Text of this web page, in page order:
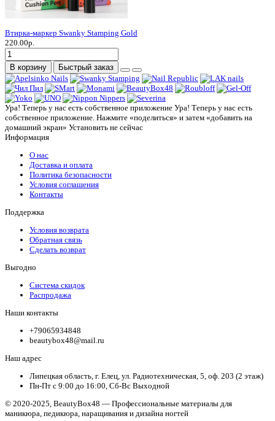
Втирка-маркер Swanky Stamping Gold
220.00р.
В корзину Быстрый заказ
Ура! Теперь у нас есть собственное приложение Ура! Теперь у нас есть
собственное приложение. Нажмите «поделиться» и затем «добавить на
домашний экран» Установить не сейчас
Информация
О нас
Доставка и оплата
Политика безопасности
Условия соглашения
Контакты
Поддержка
Условия возврата
Обратная связь
Сделать возврат
Выгодно
Система скидок
Распродажа
Наши контакты
+79065934848
beautybox48@mail.ru
Наш адрес
Липецкая область, г. Елец, ул. Радиотехническая, 5, оф. 203 (2 этаж)
Пн-Пт с 9:00 до 16:00, Сб-Вс Выходной
© 2020-2025, BeautyBox48 — Профессиональные материалы для
маникюра, педикюра, наращивания и дизайна ногтей